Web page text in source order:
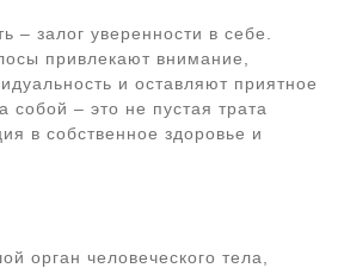
– залог уверенности в себе.
привлекают внимание,
и оставляют приятное
собой – это не пустая трата
в собственное здоровье и
орган человеческого тела,